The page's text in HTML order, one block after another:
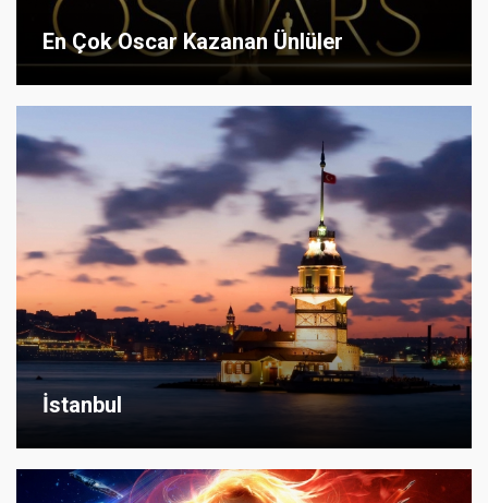
En Çok Oscar Kazanan Ünlüler
İstanbul